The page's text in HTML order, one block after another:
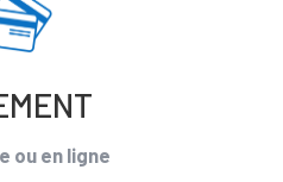
ou en ligne